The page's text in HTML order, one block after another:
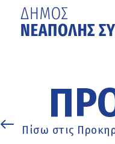
περιεχόμενο
Πίσω στις